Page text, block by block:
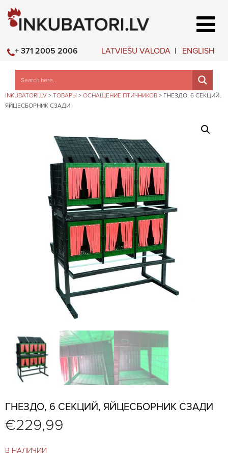
LATVIEŠU VALODA ENGLISH
+ 371 2005 2006
INKUBATORI.LV > ТОВАРЫ > ОСНАЩЕНИЕ ПТИЧНИКОВ > ГНЕЗДО, 6 СЕКЦИЙ,
ЯЙЦЕСБОРНИК СЗАДИ
ГНЕЗДО, 6 СЕКЦИЙ, ЯЙЦЕСБОРНИК СЗАДИ
€229,99
В НАЛИЧИИ